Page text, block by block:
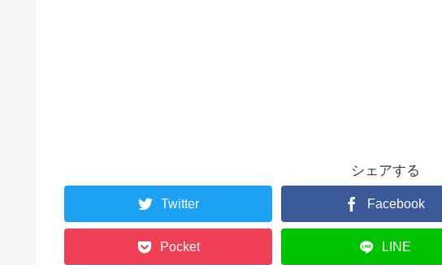
シェアする
Twitter Facebook
Pocket LINE